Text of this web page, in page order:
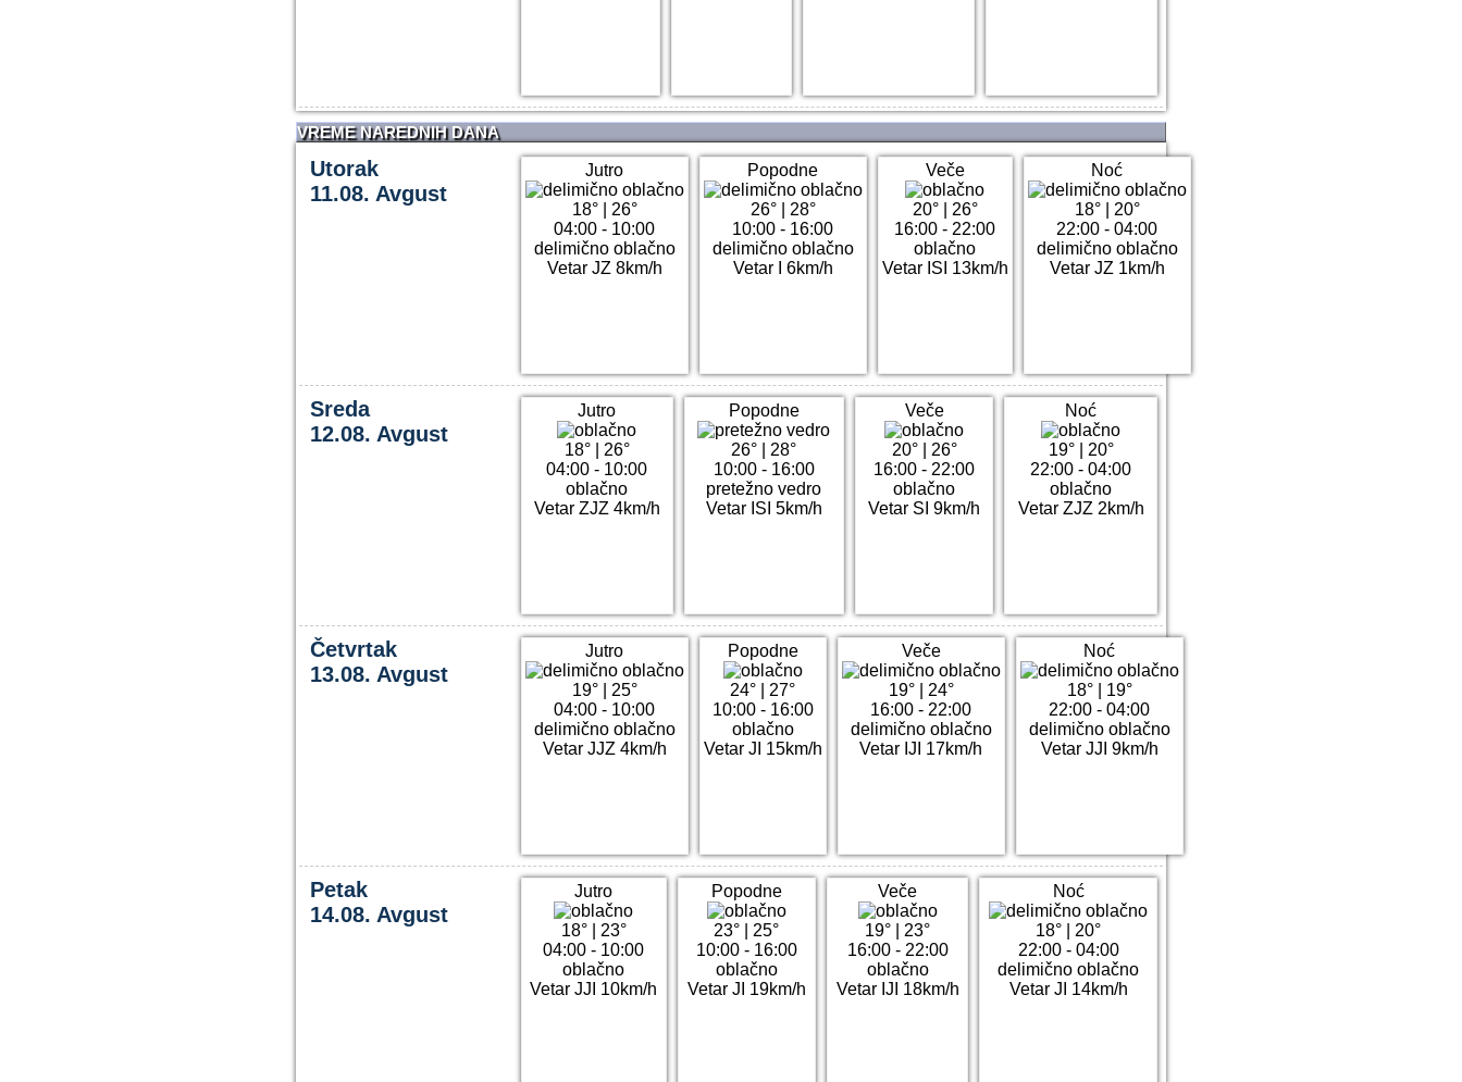
VREME NAREDNIH DANA
Utorak
11.08. Avgust
Jutro
18°| 26°
04:00 - 10:00
delimično oblačno
Vetar JZ 8km/h
Popodne
26°| 28°
10:00 - 16:00
delimično oblačno
Vetar I 6km/h
Veče
20°| 26°
16:00 - 22:00
oblačno
Vetar ISI 13km/h
Noć
18°| 20°
22:00 - 04:00
delimično oblačno
Vetar JZ 1km/h
Sreda
12.08. Avgust
Jutro
18°| 26°
04:00 - 10:00
oblačno
Vetar ZJZ 4km/h
Popodne
26°
28°
10:00 - 16:00
pretežno vedro
Vetar ISI 5km/h
Veče
20°| 26°
16:00 - 22:00
oblačno
Vetar SI 9km/h
Noć
19°| 20°
22:00 - 04:00
oblačno
Vetar ZJZ 2km/h
Četvrtak
13.08. Avgust
Jutro
19°| 25°
04:00 - 10:00
delimično oblačno
Vetar JJZ 4km/h
Popodne
24°
27°
10:00 - 16:00
oblačno
Vetar JI 15km/h
Veče
19°| 24°
16:00 - 22:00
delimično oblačno
Vetar IJI 17km/h
Noć
18°| 19°
22:00 - 04:00
delimično oblačno
Vetar JJI 9km/h
Petak
14.08. Avgust
Jutro
18°| 23°
04:00 - 10:00
oblačno
Vetar JJI 10km/h
Popodne
23°
25°
10:00 - 16:00
oblačno
Vetar JI 19km/h
Veče
19°
23°
16:00 - 22:00
oblačno
Vetar IJI 18km/h
Noć
18°
20°
22:00 - 04:00
delimično oblačno
Vetar JI 14km/h